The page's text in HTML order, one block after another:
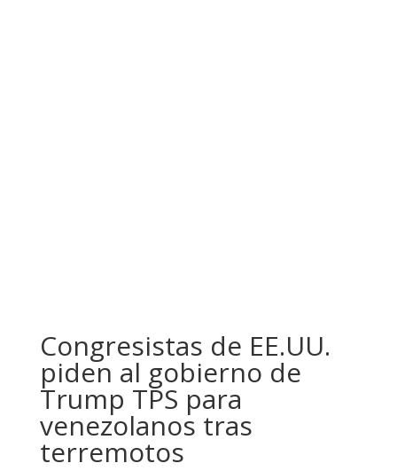
Congresistas de EE.UU.
piden al gobierno de
Trump TPS para
venezolanos tras
terremotos